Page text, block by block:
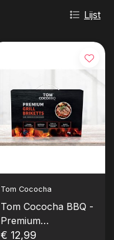
Lijst
Tom Cococha
Tom Cococha BBQ -
Premium
Grillbriketten (Kokos)
€ 12,99